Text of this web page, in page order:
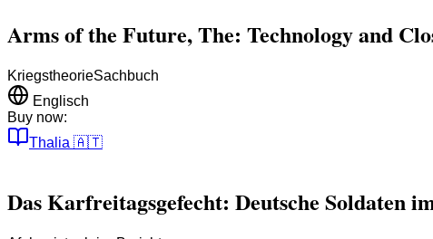
Arms of the Future, The: Technology and
KriegstheorieSachbuch
Englisch
Buy now:
Thalia 🇦🇹
Das Karfreitagsgefecht: Deutsche Soldaten